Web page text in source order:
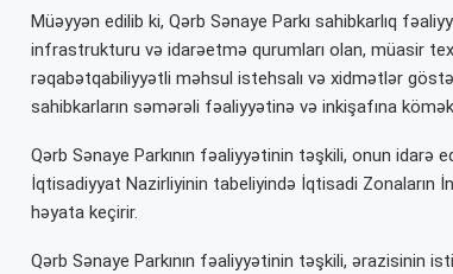
Müəyyən edilib ki, Qərb Sənaye Parkı sahibkarlıq
infrastrukturu və idarəetmə qurumları olan, müasir
rəqabətqabiliyyətli məhsul istehsalı və xidmətlər
sahibkarların səmərəli fəaliyyətinə və inkişafına
Qərb Sənaye Parkının fəaliyyətinin təşkili, onun idarə
İqtisadiyyat Nazirliyinin tabeliyində İqtisadi Zonaların
həyata keçirir.
Qərb Sənaye Parkının fəaliyyətinin təşkili, ərazisinin